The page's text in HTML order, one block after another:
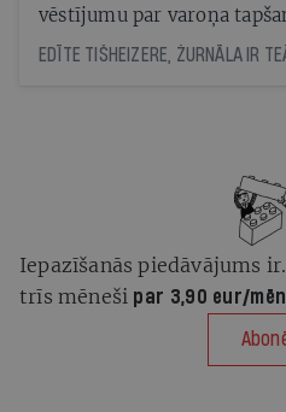
vēstījumu par varoņa
EDĪTE TIŠHEIZERE, ŽURNĀLA IR
Iepazīšanās piedāvājums
trīs mēneši par 3,90 eur/